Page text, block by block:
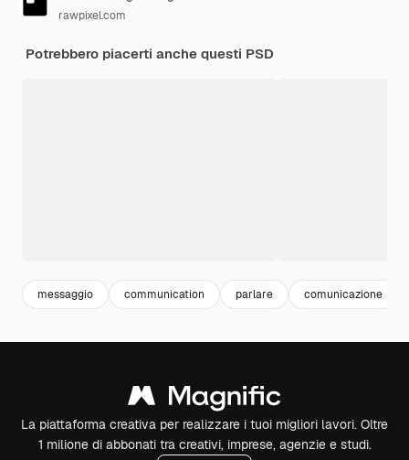
rawpixel.com
Potrebbero piacerti anche questi PSD
messaggio communication parlare comunicazione
La piattaforma creativa per realizzare i tuoi migliori lavori. Oltre
1 milione di abbonati tra creativi, imprese, agenzie e studi.